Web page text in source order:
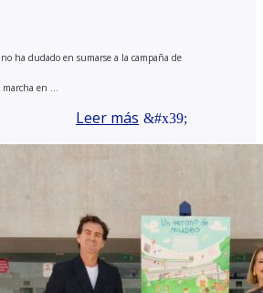
ha dudado en sumarse a la campaña de
en ...
Leer más